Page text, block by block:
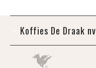
Koffies De Draak nv